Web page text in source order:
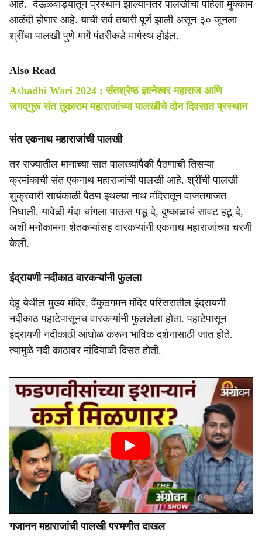
आहे. देऊळवाड्यातून प्रस्थान झाल्यानंतर पालखीचा पहिला मुक्काम
आळंदी होणार आहे. याची सर्व तयारी पूर्ण झाली असून ३० जूनला
श्रींचा पालखी पुणे मार्गे पंढरीकडे मार्गस्थ होईल.
Also Read
Ashadhi Wari 2024 : संतश्रेष्ठ ज्ञानेश्‍वर महाराज आणि
जगद्‌गुरू संत तुकाराम महाराजांच्या पालखीचे दोन दिवसात प्रस्थान
संत एकनाथ महाराजांची पालखी
तर राज्यातील मानाच्या सात पालख्यांपैकी पैठणाची तिसऱ्या
क्रमांकाची संत एकनाथ महाराजांची पालखी आहे. श्रींची पालखी
शुक्रवारी सायंकाळी पैठण इथल्या नाथ मंदिरातून वाजतगाजत
निघाली. यावेळी यंदा चांगला पाऊस पडू दे, दुष्काळाचं सावट हटू दे,
अशी मनोकामना शेतकऱ्यांसह वारकऱ्यांनी एकनाथ महाराजांच्या चरणी
केली.
इंद्रायणी नदीकाठ वारकऱ्यांनी फुलला
देहू येथील मुख्य मंदिर, वैंकुठगमन मंदिर परिसरातील इंद्रायणी
नदीकाठ पहाटेपासूनच वारकऱ्यांनी फुललेला होता. पहाटेपासून
इंद्रायणी नदीकाठी आंघोळ करून भाविक दर्शनासाठी जात होते.
त्यामुळे नदी काठावर मांदियाळी दिसत होती.
गजानन महाराजांची पालखी परभणीत दाखल